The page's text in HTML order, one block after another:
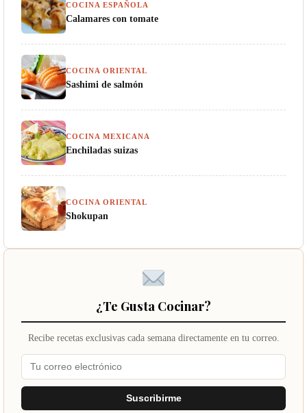
COCINA ESPAÑOLA
Calamares con tomate
COCINA ORIENTAL
Sashimi de salmón
COCINA MEXICANA
Enchiladas suizas
COCINA ORIENTAL
Shokupan
¿Te Gusta Cocinar?
Recibe recetas exclusivas cada semana directamente en tu correo.
Suscribirme